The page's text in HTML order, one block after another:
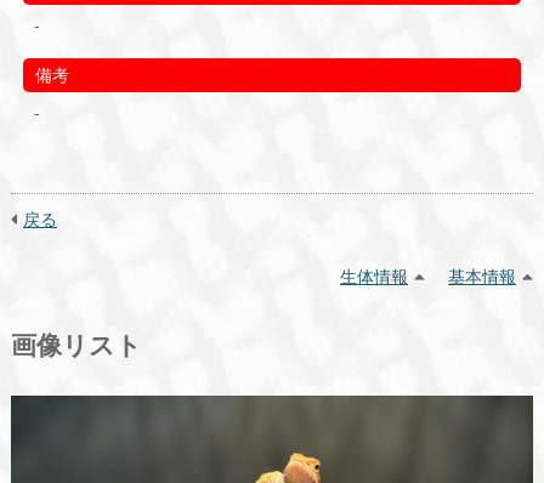
-
備考
-
戻る
生体情報 基本情報
画像リスト